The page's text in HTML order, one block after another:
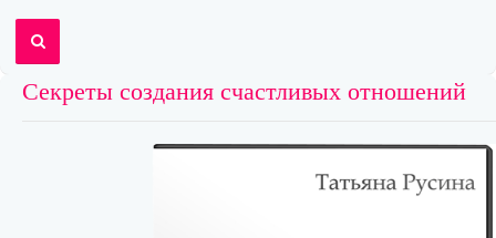
Секреты создания счастливых отношений